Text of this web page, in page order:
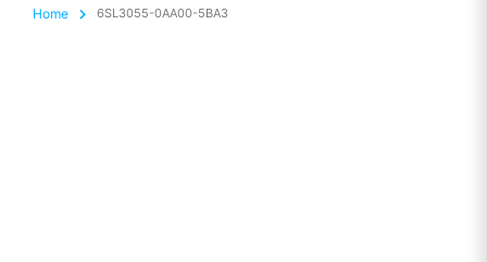
Home 6SL3055-0AA00-5BA3